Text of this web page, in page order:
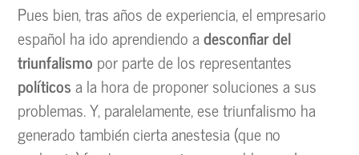
Pues bien, tras años de experiencia, el empresario
español ha ido aprendiendo adesconfiar del
triunfalismo por parte de los representantes
políticosa la hora de proponer soluciones a sus
problemas. Y, paralelamente, ese triunfalismo ha
generado también cierta anestesia (que no